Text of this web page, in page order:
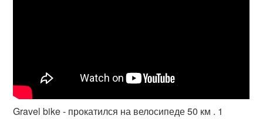
Gravel bike - прокатился на велосипеде 50 км . 1